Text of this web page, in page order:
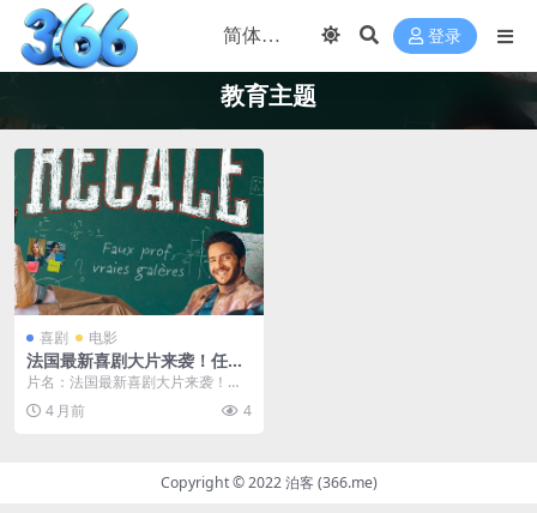
登录
教育主题
喜剧 电影
法国最新喜剧大片来袭！任
务：卧底老师 2026 中字 夸克
片名：法国最新喜剧大片来袭！任
务：卧底老师 2026 中字 夸克网盘
限时分享 分...
4 月前 4
Copyright © 2022 泊客 (366.me)